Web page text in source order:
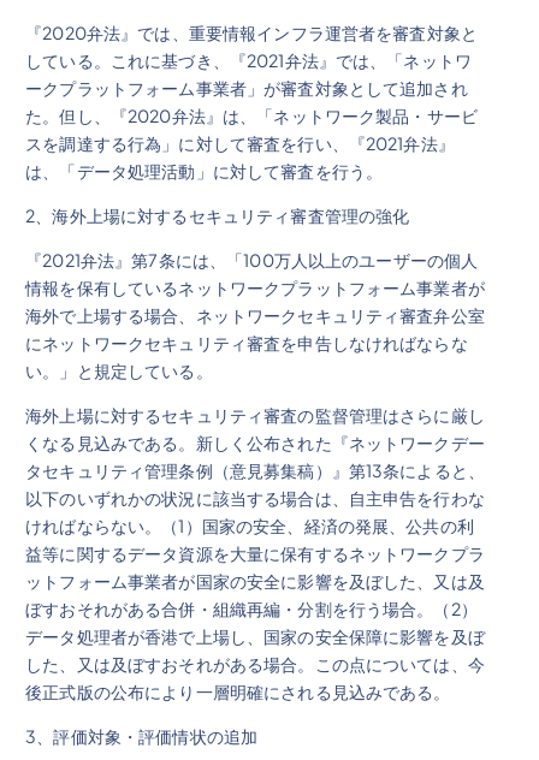
『2020弁法』では、重要情報インフラ運営者を審査対象と
している。これに基づき、『2021弁法』では、「ネットワ
ークプラットフォーム事業者」が審査対象として追加され
た。但し、『2020弁法』は、「ネットワーク製品・サービ
スを調達する行為」に対して審査を行い、『2021弁法』
は、「データ処理活動」に対して審査を行う。
2、海外上場に対するセキュリティ審査管理の強化
『2021弁法』第7条には、「100万人以上のユーザーの個人
情報を保有しているネットワークプラットフォーム事業者が
海外で上場する場合、ネットワークセキュリティ審査弁公室
にネットワークセキュリティ審査を申告しなければならな
い。」と規定している。
海外上場に対するセキュリティ審査の監督管理はさらに厳し
くなる見込みである。新しく公布された『ネットワークデー
タセキュリティ管理条例（意見募集稿）』第13条によると、
以下のいずれかの状況に該当する場合は、自主申告を行わな
ければならない。（1）国家の安全、経済の発展、公共の利
益等に関するデータ資源を大量に保有するネットワークプラ
ットフォーム事業者が国家の安全に影響を及ぼした、又は及
ぼすおそれがある合併・組織再編・分割を行う場合。（2）
データ処理者が香港で上場し、国家の安全保障に影響を及ぼ
した、又は及ぼすおそれがある場合。この点については、今
後正式版の公布により一層明確にされる見込みである。
3、評価対象・評価情状の追加